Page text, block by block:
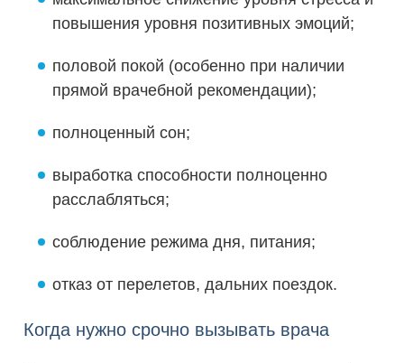
повышения уровня позитивных эмоций;
половой покой (особенно при наличии
прямой врачебной рекомендации);
полноценный сон;
выработка способности полноценно
расслабляться;
соблюдение режима дня, питания;
отказ от перелетов, дальних поездок.
Когда нужно срочно вызывать врача